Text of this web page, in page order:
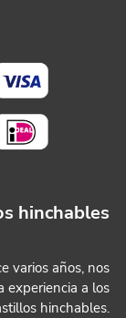
hinchables
varios años, nos
experiencia a los
hinchables.